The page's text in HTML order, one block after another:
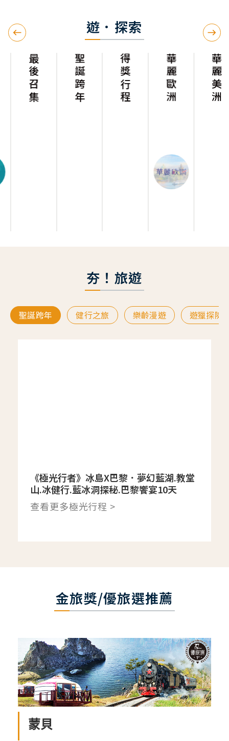
遊．探索
最後召集 聖誕跨年 得獎行程 華麗歐洲 華麗美洲
夯！旅遊
聖誕跨年 健行之旅 樂齡漫遊 遊獵探險
《極光行者》冰島X巴黎．夢幻藍湖.教堂
山.冰健行.藍冰洞探秘.巴黎饗宴10天
查看更多極光行程 >
金旅獎/優旅選推薦
蒙貝